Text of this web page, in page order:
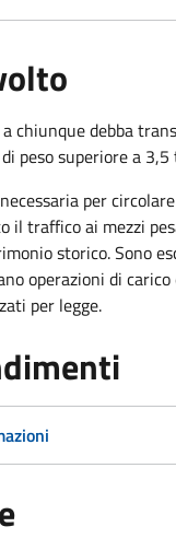
chiunque debba
peso superiore a
per
il traffico ai mezzi
storico. Sono
operazioni di carico
per legge.